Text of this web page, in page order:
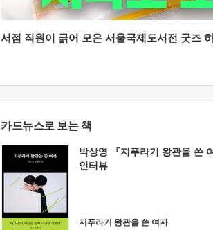
서점 직원이 긁어 모은 서울국제도서전 굿즈
카드뉴스로 보는 책
박상영 『지푸라기 왕관을 쓴
인터뷰
지푸라기 왕관을 쓴 여자